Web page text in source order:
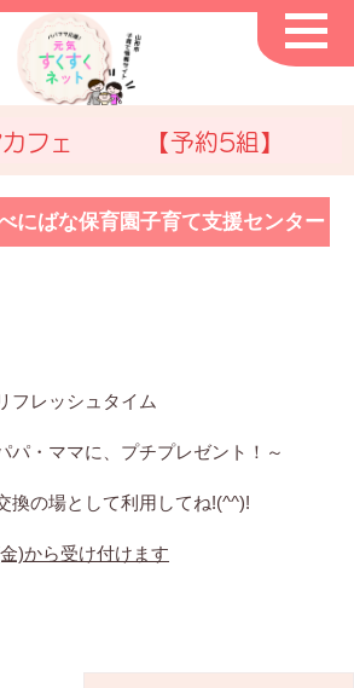
カフェ 【予約5組】
にばな保育園子育て支援センター
フレッシュタイム
パ・ママに、プチプレゼント！～
換の場として利用してね!(^^)!
)から受け付けます